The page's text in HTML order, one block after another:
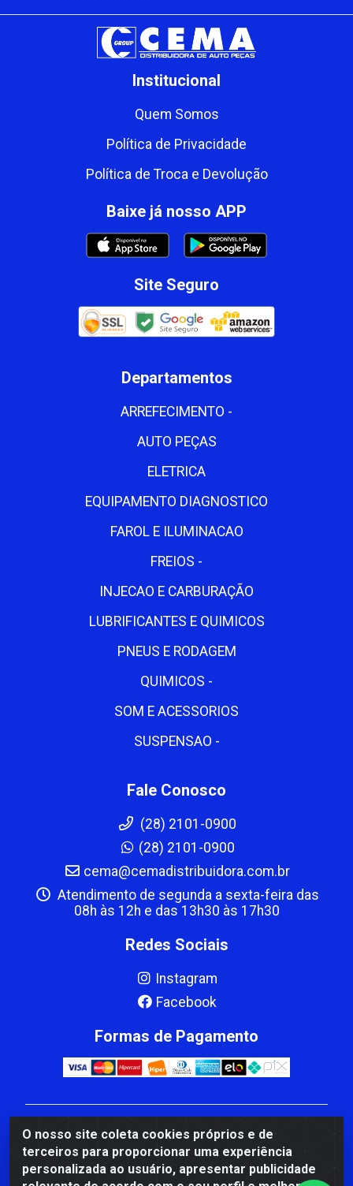
O nosso site coleta cookies próprios e de
terceiros para proporcionar uma experiência
personalizada ao usuário, apresentar publicidade
Institucional
Quem Somos
Política de Privacidade
Política de Troca e Devolução
Baixe já nosso APP
Site Seguro
Departamentos
ARREFECIMENTO -
AUTO PEÇAS
ELETRICA
EQUIPAMENTO DIAGNOSTICO
FAROL E ILUMINACAO
FREIOS -
INJECAO E CARBURAÇÃO
LUBRIFICANTES E QUIMICOS
PNEUS E RODAGEM
QUIMICOS -
SOM E ACESSORIOS
SUSPENSAO -
Fale Conosco
(28) 2101-0900
(28) 2101-0900
cema@cemadistribuidora.com.br
Atendimento de segunda a sexta-feira das
08h às 12h e das 13h30 às 17h30
Redes Sociais
Instagram
Facebook
Formas de Pagamento
CBP MACEDO COMERCIO PEÇAS LTDA Matriz - av
Mauro Miranda Madureira, 1249 - Coramara , Cachoeiro
de Itapemirim/ES - CEP 29.311-310 - CNPJ
00.502.680/0001-41